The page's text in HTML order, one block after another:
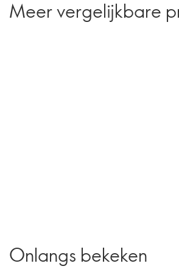
Meer vergelijkbare
Onlangs bekeken